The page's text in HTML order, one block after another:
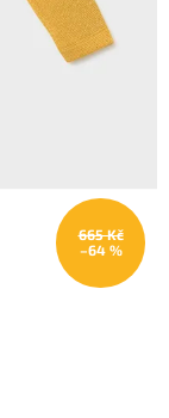
665 Kč
–64 %